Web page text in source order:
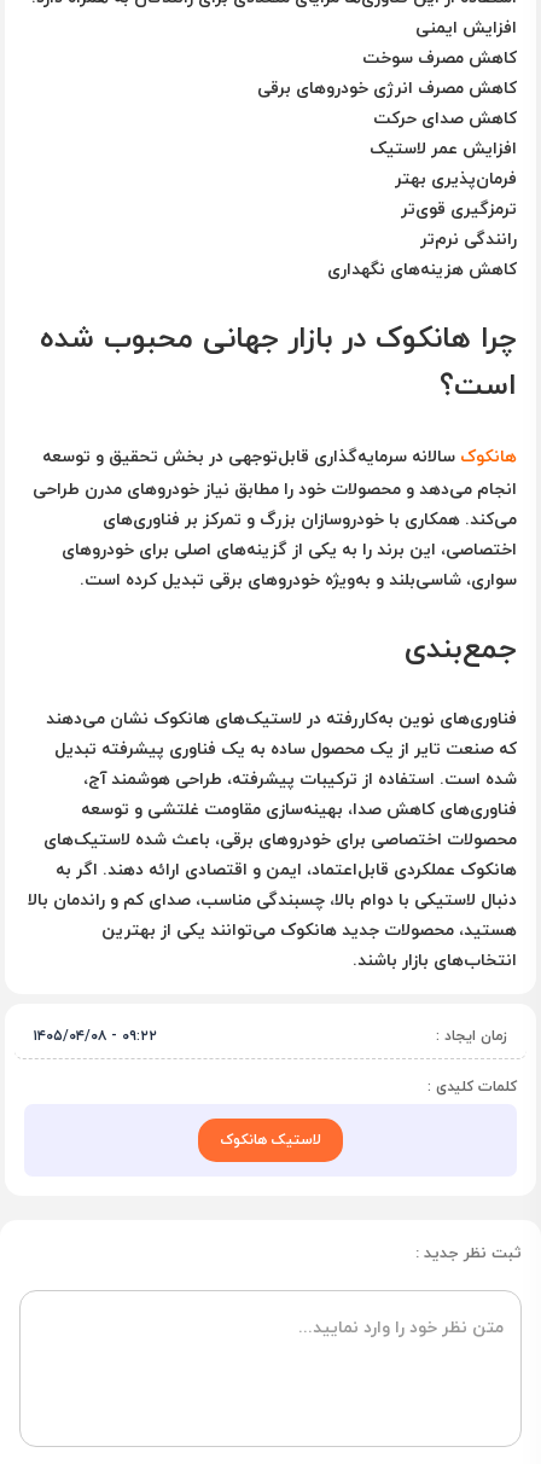
افزایش ایمنی
کاهش مصرف سوخت
کاهش مصرف انرژی خودروهای برقی
کاهش صدای حرکت
افزایش عمر لاستیک
فرمان‌پذیری بهتر
ترمزگیری قوی‌تر
رانندگی نرم‌تر
کاهش هزینه‌های نگهداری
چرا هانکوک در بازار جهانی محبوب شده
است؟
هانکوک سالانه سرمایه‌گذاری قابل‌توجهی در بخش تحقیق و توسعه
انجام می‌دهد و محصولات خود را مطابق نیاز خودروهای مدرن طراحی
می‌کند. همکاری با خودروسازان بزرگ و تمرکز بر فناوری‌های
اختصاصی، این برند را به یکی از گزینه‌های اصلی برای خودروهای
سواری، شاسی‌بلند و به‌ویژه خودروهای برقی تبدیل کرده است.
جمع‌بندی
فناوری‌های نوین به‌کاررفته در لاستیک‌های هانکوک نشان می‌دهند
که صنعت تایر از یک محصول ساده به یک فناوری پیشرفته تبدیل
شده است. استفاده از ترکیبات پیشرفته، طراحی هوشمند آج،
فناوری‌های کاهش صدا، بهینه‌سازی مقاومت غلتشی و توسعه
محصولات اختصاصی برای خودروهای برقی، باعث شده لاستیک‌های
هانکوک عملکردی قابل‌اعتماد، ایمن و اقتصادی ارائه دهند. اگر به
دنبال لاستیکی با دوام بالا، چسبندگی مناسب، صدای کم و راندمان بالا
هستید، محصولات جدید هانکوک می‌توانند یکی از بهترین
انتخاب‌های بازار باشند.
زمان ایجاد :
۰۹:۲۲ - ۱۴۰۵/۰۴/۰۸
کلمات کلیدی :
لاستیک هانکوک
ثبت نظر جدید :